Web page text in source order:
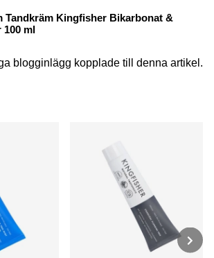
Tandkräm Kingfisher Bikarbonat &
100 ml
blogginlägg kopplade till denna artikel.